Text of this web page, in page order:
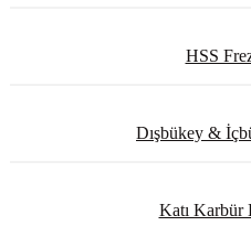
HSS
Dışbükey &
Katı Karbür